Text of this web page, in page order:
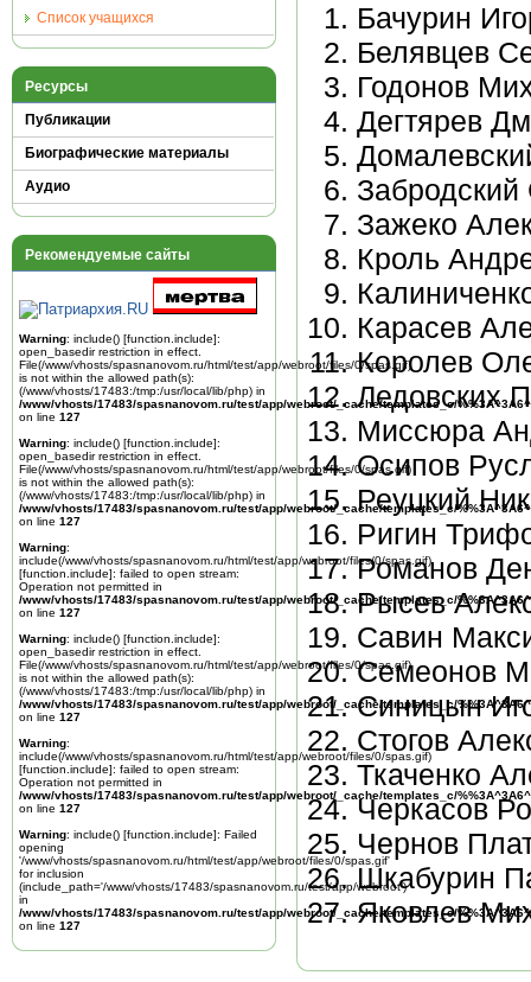
Бачурин
Белявцев
Годонов
Дегтярев
Забродский
Зажеко
Кроль
Карасев
Королев
Ледовских
Миссюра
Осипов
Реуцкий
Ригин
Романов
Рысев
Савин
Семеонов
Синицын
Стогов
Ткаченко
Черкасов
Чернов
Шкабурин
Яковлев
Список учащихся
Ресурсы
Публикации
Биографические материалы
Аудио
Рекомендуемые сайты
Warning: include() [function.include]:
open_basedir restriction in effect.
File(/www/vhosts/spasnanovom.ru/html/test/app/webroot/files/0/spas.gif)
is not within the allowed path(s):
(/www/vhosts/17483:/tmp:/usr/local/lib/php) in
/www/vhosts/17483/spasnanovom.ru/test/app/webroot/_cache/templates_c/
on line 127
Warning: include() [function.include]:
open_basedir restriction in effect.
File(/www/vhosts/spasnanovom.ru/html/test/app/webroot/files/0/spas.gif)
is not within the allowed path(s):
(/www/vhosts/17483:/tmp:/usr/local/lib/php) in
/www/vhosts/17483/spasnanovom.ru/test/app/webroot/_cache/templates_c/
on line 127
Warning:
include(/www/vhosts/spasnanovom.ru/html/test/app/webroot/files/0/spas.gif)
[function.include]: failed to open stream:
Operation not permitted in
/www/vhosts/17483/spasnanovom.ru/test/app/webroot/_cache/templates_c/
on line 127
Warning: include() [function.include]:
open_basedir restriction in effect.
File(/www/vhosts/spasnanovom.ru/html/test/app/webroot/files/0/spas.gif)
is not within the allowed path(s):
(/www/vhosts/17483:/tmp:/usr/local/lib/php) in
/www/vhosts/17483/spasnanovom.ru/test/app/webroot/_cache/templates_c/
on line 127
Warning:
include(/www/vhosts/spasnanovom.ru/html/test/app/webroot/files/0/spas.gif)
[function.include]: failed to open stream:
Operation not permitted in
/www/vhosts/17483/spasnanovom.ru/test/app/webroot/_cache/templates_c/
on line 127
Warning: include() [function.include]: Failed
opening
'/www/vhosts/spasnanovom.ru/html/test/app/webroot/files/0/spas.gif'
for inclusion
(include_path='/www/vhosts/17483/spasnanovom.ru/test/app/webroot')
in
/www/vhosts/17483/spasnanovom.ru/test/app/webroot/_cache/templates_c/
on line 127